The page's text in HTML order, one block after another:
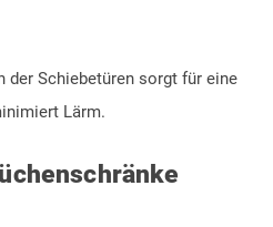
der Schiebetüren sorgt für eine
Lärm.